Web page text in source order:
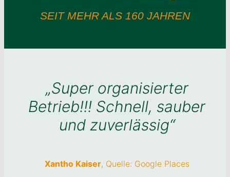
SEIT MEHR ALS 160 JAHREN
„Super organisierter
Betrieb!!! Schnell, sauber
und zuverlässig“
Xantho Kaiser, Quelle: Google Places
„Super organisierter
Betrieb!!! Schnell, sauber
und zuverlässig“
Xantho Kaiser Quelle: Google Places